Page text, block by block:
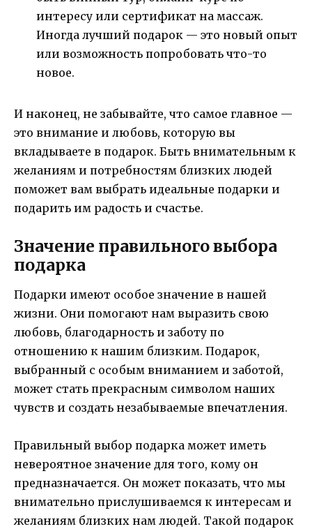
интересу или сертификат на массаж.
Иногда лучший подарок — это новый опыт
или возможность попробовать что-то
новое.
И наконец, не забывайте, что самое главное —
это внимание и любовь, которую вы
вкладываете в подарок. Быть внимательным к
желаниям и потребностям близких людей
поможет вам выбрать идеальные подарки и
подарить им радость и счастье.
Значение правильного выбора
подарка
Подарки имеют особое значение в нашей
жизни. Они помогают нам выразить свою
любовь, благодарность и заботу по
отношению к нашим близким. Подарок,
выбранный с особым вниманием и заботой,
может стать прекрасным символом наших
чувств и создать незабываемые впечатления.
Правильный выбор подарка может иметь
невероятное значение для того, кому он
предназначается. Он может показать, что мы
внимательно прислушиваемся к интересам и
желаниям близких нам людей. Такой подарок